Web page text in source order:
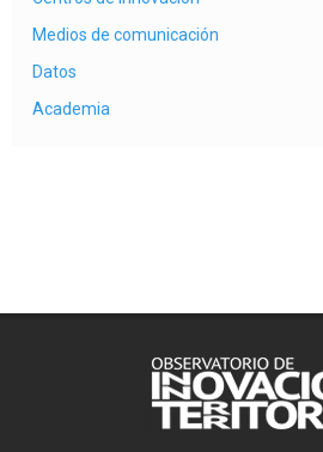
Medios de comunicación
Datos
Academia